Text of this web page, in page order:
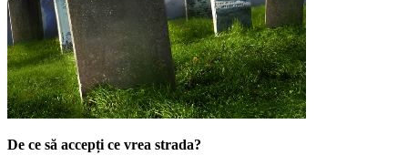
De ce să accepți ce vrea strada?